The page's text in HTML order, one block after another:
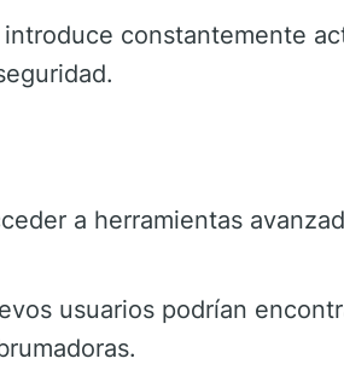
constantemente
a herramientas
usuarios podrían